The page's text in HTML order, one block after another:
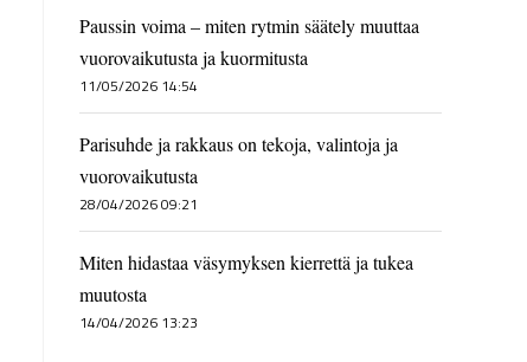
Paussin voima – miten rytmin säätely muuttaa
vuorovaikutusta ja kuormitusta
11/05/2026 14:54
Parisuhde ja rakkaus on tekoja, valintoja ja
vuorovaikutusta
28/04/2026 09:21
Miten hidastaa väsymyksen kierrettä ja tukea
muutosta
14/04/2026 13:23